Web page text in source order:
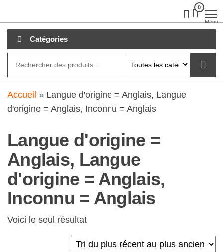
au
contenu
0
Menu
Catégories
Accueil » Langue d'origine = Anglais, Langue
d'origine = Anglais, Inconnu = Anglais
Langue d'origine =
Anglais, Langue
d'origine = Anglais,
Inconnu = Anglais
Voici le seul résultat